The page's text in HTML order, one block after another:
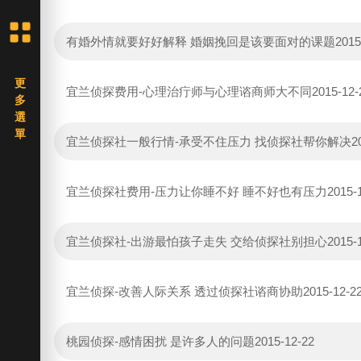
有婚外情就要好好解释 婚姻挽回是该要面对的课题
宜兰侦探费用-心理治疔师与心理谘商师大不同2015-12-
宜兰侦探社一般行情-承受不住压力 找侦探社帮你解决
宜兰侦探社费用-压力让你睡不好 睡不好也有压力2015-
宜兰侦探社-出游最怕孩子走失 交给侦探社别担心2015-
宜兰侦探-改善人际关系 透过侦探社谘商协助2015-12-
桃园侦探-感情困扰 是许多人的问题2015-12-22